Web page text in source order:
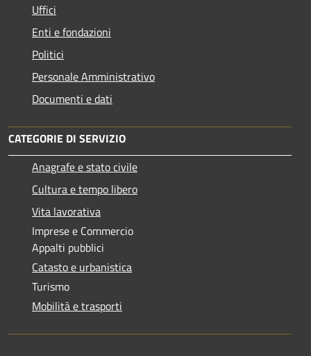
Uffici
Enti e fondazioni
Politici
Personale Amministrativo
Documenti e dati
CATEGORIE DI SERVIZIO
Anagrafe e stato civile
Cultura e tempo libero
Vita lavorativa
Imprese e Commercio
Appalti pubblici
Catasto e urbanistica
Turismo
Mobilità e trasporti